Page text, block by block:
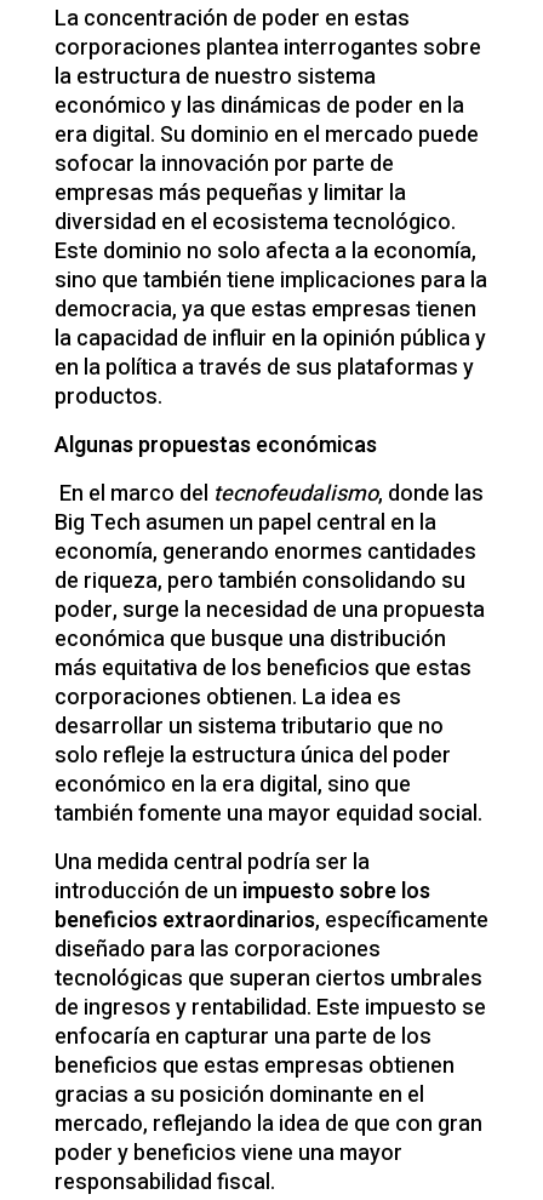
La concentración de poder en estas
corporaciones plantea interrogantes sobre
la estructura de nuestro sistema
económico y las dinámicas de poder en la
era digital. Su dominio en el mercado puede
sofocar la innovación por parte de
empresas más pequeñas y limitar la
diversidad en el ecosistema tecnológico.
Este dominio no solo afecta a la economía,
sino que también tiene implicaciones para la
democracia, ya que estas empresas tienen
la capacidad de influir en la opinión pública y
en la política a través de sus plataformas y
productos.
Algunas propuestas económicas
En el marco del tecnofeudalismo, donde las
Big Tech asumen un papel central en la
economía, generando enormes cantidades
de riqueza, pero también consolidando su
poder, surge la necesidad de una propuesta
económica que busque una distribución
más equitativa de los beneficios que estas
corporaciones obtienen. La idea es
desarrollar un sistema tributario que no
solo refleje la estructura única del poder
económico en la era digital, sino que
también fomente una mayor equidad social.
Una medida central podría ser la
introducción de un impuesto sobre los
beneficios extraordinarios, específicamente
diseñado para las corporaciones
tecnológicas que superan ciertos umbrales
de ingresos y rentabilidad. Este impuesto se
enfocaría en capturar una parte de los
beneficios que estas empresas obtienen
gracias a su posición dominante en el
mercado, reflejando la idea de que con gran
poder y beneficios viene una mayor
responsabilidad fiscal.